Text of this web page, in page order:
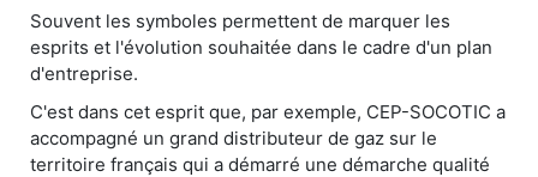
Souvent les symboles permettent de marquer les
esprits et l'évolution souhaitée dans le cadre d'un plan
d'entreprise.
C'est dans cet esprit que, par exemple, CEP-SOCOTIC a
accompagné un grand distributeur de gaz sur le
territoire français qui a démarré une démarche qualité